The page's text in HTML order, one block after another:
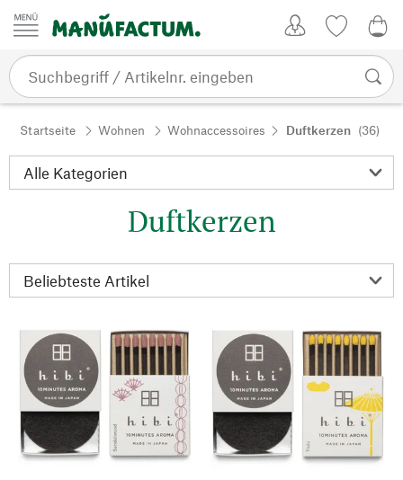
Zum Inhalt springen
Startseite Wohnen Wohnaccessoires Duftkerzen (36)
Duftkerzen